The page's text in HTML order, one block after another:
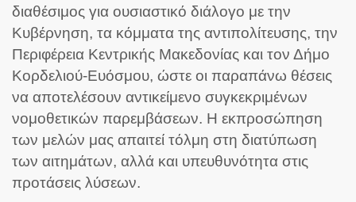
διαθέσιμος για ουσιαστικό διάλογο με την
Κυβέρνηση, τα κόμματα της αντιπολίτευσης, την
Περιφέρεια Κεντρικής Μακεδονίας και τον Δήμο
Κορδελιού-Ευόσμου, ώστε οι παραπάνω θέσεις
να αποτελέσουν αντικείμενο συγκεκριμένων
νομοθετικών παρεμβάσεων. Η εκπροσώπηση
των μελών μας απαιτεί τόλμη στη διατύπωση
των αιτημάτων, αλλά και υπευθυνότητα στις
προτάσεις λύσεων.